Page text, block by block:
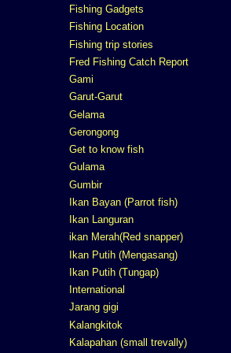
Fishing Gadgets
Fishing Location
Fishing trip stories
Fred Fishing Catch Report
Gami
Garut-Garut
Gelama
Gerongong
Get to know fish
Gulama
Gumbir
Ikan Bayan (Parrot fish)
Ikan Languran
ikan Merah(Red snapper)
Ikan Putih (Mengasang)
Ikan Putih (Tungap)
International
Jarang gigi
Kalangkitok
Kalapahan (small trevally)